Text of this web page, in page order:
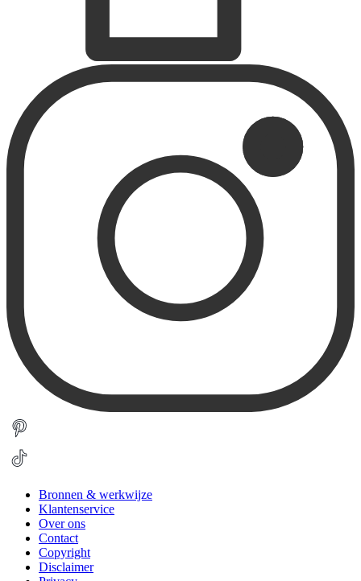
Bronnen & werkwijze
Klantenservice
Over ons
Contact
Copyright
Disclaimer